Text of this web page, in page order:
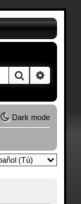
Buscar
Dark mode